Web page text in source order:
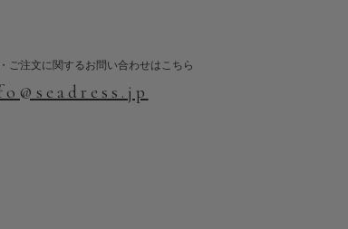
ご注文に関するお問い合わせはこちら